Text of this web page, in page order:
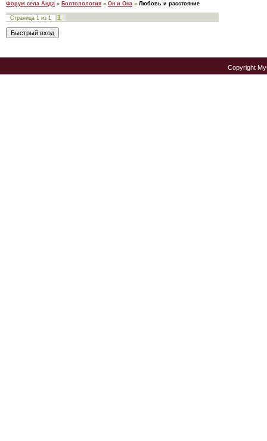
Форум села Анда » Болтолология » Он и Она » Любовь и расстояние
Страница 1 из 1 1
Copyright